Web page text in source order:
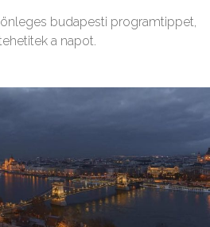
budapesti programtippet,
a napot.